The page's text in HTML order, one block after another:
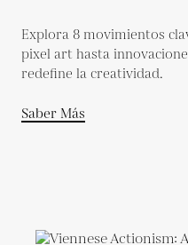
Explora 8 movimientos
pixel art hasta
redefine la creatividad.
Saber Más